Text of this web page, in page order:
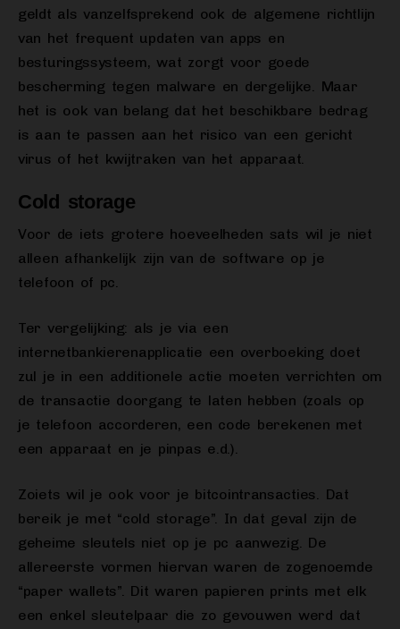
geldt als vanzelfsprekend ook de algemene richtlijn
van het frequent updaten van apps en
besturingssysteem, wat zorgt voor goede
bescherming tegen malware en dergelijke. Maar
het is ook van belang dat het beschikbare bedrag
is aan te passen aan het risico van een gericht
virus of het kwijtraken van het apparaat.
Cold storage
Voor de iets grotere hoeveelheden sats wil je niet
alleen afhankelijk zijn van de software op je
telefoon of pc.
Ter vergelijking: als je via een
internetbankierenapplicatie een overboeking doet
zul je in een additionele actie moeten verrichten om
de transactie doorgang te laten hebben (zoals op
je telefoon accorderen, een code berekenen met
een apparaat en je pinpas e.d.).
Zoiets wil je ook voor je bitcointransacties. Dat
bereik je met “cold storage”. In dat geval zijn de
geheime sleutels niet op je pc aanwezig. De
allereerste vormen hiervan waren de zogenoemde
“paper wallets”. Dit waren papieren prints met elk
een enkel sleutelpaar die zo gevouwen werd dat